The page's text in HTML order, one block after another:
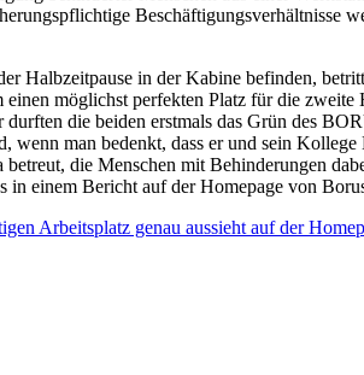
Beschäftigungsverhältnisse
Halbzeitpause in der Kabine befinden,
möglichst perfekten Platz für die
die beiden erstmals das Grün des
man bedenkt, dass er und sein
die Menschen mit Behinderungen
einem Bericht auf der Homepage von
Arbeitsplatz genau aussieht auf der